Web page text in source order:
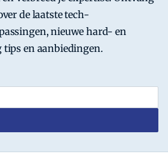
de laatste tech-
nieuwe hard- en
en aanbiedingen.